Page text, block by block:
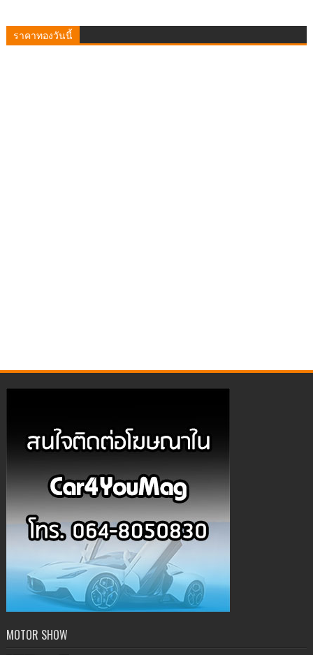
ราคาทองวันนี้
MOTOR SHOW